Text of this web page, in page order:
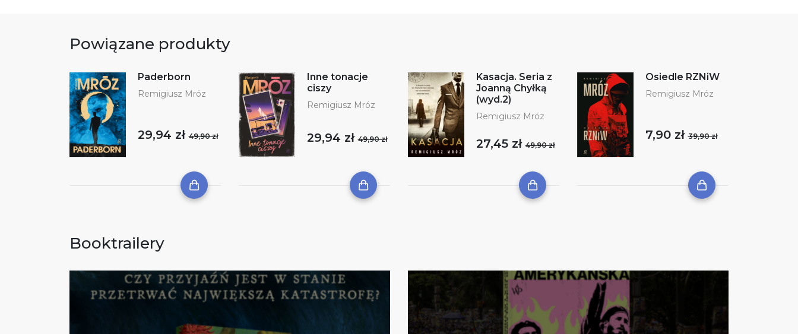
Powiązane produkty
Paderborn
Remigiusz Mróz
29,94 zł49,90 zł
Inne tonacje
ciszy
Remigiusz Mróz
29,94 zł49,90 zł
Kasacja. Seria z
Joanną Chyłką
(wyd.2)
Remigiusz Mróz
27,45 zł49,90 zł
Osiedle RZNiW
Remigiusz Mróz
7,90 zł39,90 zł
Booktrailery